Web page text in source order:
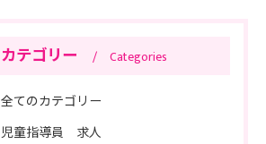
カテゴリー Categories
全てのカテゴリー
児童指導員 求人